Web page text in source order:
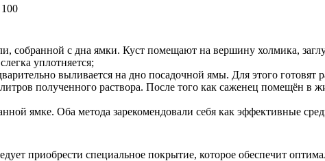
100
с дна ямки. Куст помещают на вершину холмика,
уплотняется;
выливается на дно посадочной ямы. Для этого готовят
полученного раствора. После того как саженец помещён в
ямке. Оба метода зарекомендовали себя как эффективные
приобрести специальное покрытие, которое обеспечит